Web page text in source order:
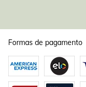
Formas de pagamento